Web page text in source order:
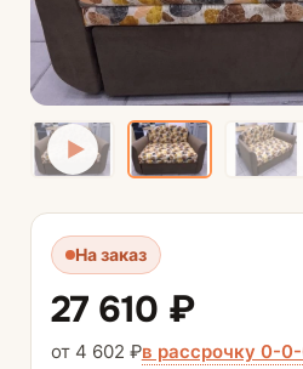
На заказ
27 610 ₽
от 4 602 ₽в рассрочку 0-